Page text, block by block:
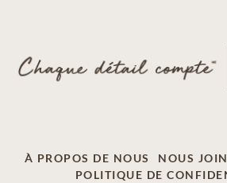
À PROPOS DE NOUS NOUS
POLITIQUE DE